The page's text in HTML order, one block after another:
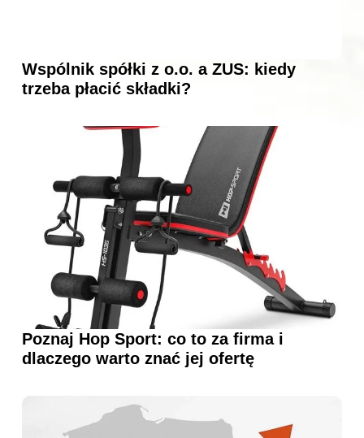
Wspólnik spółki z o.o. a ZUS: kiedy
trzeba płacić składki?
Poznaj Hop Sport: co to za firma i
dlaczego warto znać jej ofertę